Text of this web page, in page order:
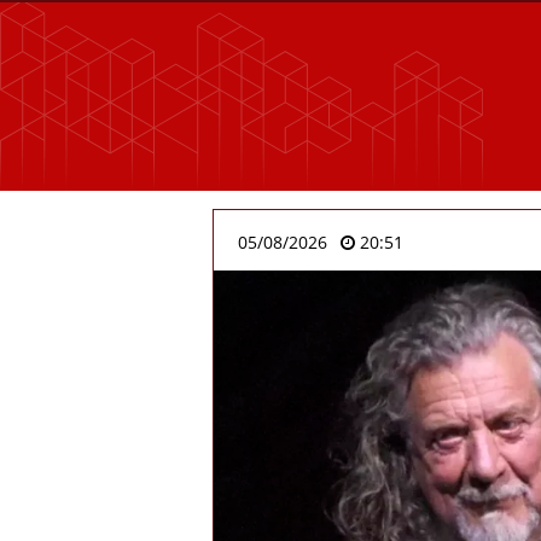
05/08/2026 20:51